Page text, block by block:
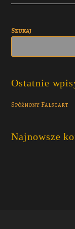
Szukaj
Ostatnie
Spóźnony Falstart
Najnowsze